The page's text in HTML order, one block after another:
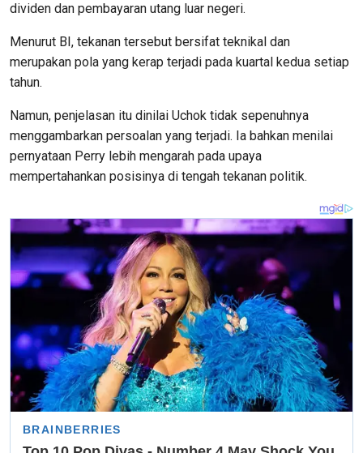
dividen dan pembayaran utang luar negeri.
Menurut BI, tekanan tersebut bersifat teknikal dan
merupakan pola yang kerap terjadi pada kuartal kedua setiap
tahun.
Namun, penjelasan itu dinilai Uchok tidak sepenuhnya
menggambarkan persoalan yang terjadi. Ia bahkan menilai
pernyataan Perry lebih mengarah pada upaya
mempertahankan posisinya di tengah tekanan politik.